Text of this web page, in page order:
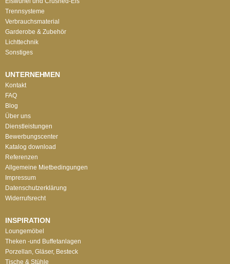
Trennsysteme
Verbrauchsmaterial
Garderobe & Zubehör
Lichttechnik
Sonstiges
UNTERNEHMEN
Kontakt
FAQ
Blog
Über uns
Dienstleistungen
Bewerbungscenter
Katalog download
Referenzen
Allgemeine Mietbedingungen
Impressum
Datenschutzerklärung
Widerrufsrecht
INSPIRATION
Loungemöbel
Theken -und Buffetanlagen
Porzellan, Gläser, Besteck
Tische & Stühle